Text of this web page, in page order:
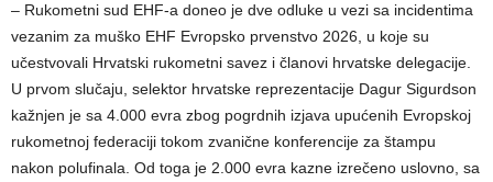
– Rukometni sud EHF-a doneo je dve odluke u vezi sa incidentima
vezanim za muško EHF Evropsko prvenstvo 2026, u koje su
učestvovali Hrvatski rukometni savez i članovi hrvatske delegacije.
U prvom slučaju, selektor hrvatske reprezentacije Dagur Sigurdson
kažnjen je sa 4.000 evra zbog pogrdnih izjava upućenih Evropskoj
rukometnoj federaciji tokom zvanične konferencije za štampu
nakon polufinala. Od toga je 2.000 evra kazne izrečeno uslovno, sa